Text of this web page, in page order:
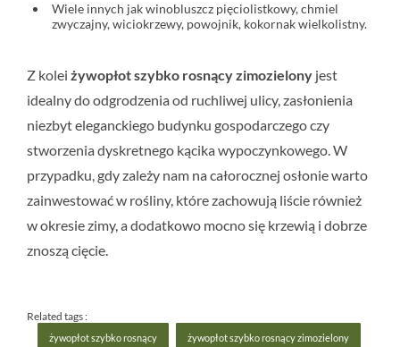
Wiele innych jak winobluszcz pięciolistkowy, chmiel
zwyczajny, wiciokrzewy, powojnik, kokornak wielkolistny.
Z kolei żywopłot szybko rosnący zimozielony jest
idealny do odgrodzenia od ruchliwej ulicy, zasłonienia
niezbyt eleganckiego budynku gospodarczego czy
stworzenia dyskretnego kącika wypoczynkowego. W
przypadku, gdy zależy nam na całorocznej osłonie warto
zainwestować w rośliny, które zachowują liście również
w okresie zimy, a dodatkowo mocno się krzewią i dobrze
znoszą cięcie.
Related tags :
żywopłot szybko rosnący żywopłot szybko rosnący zimozielony